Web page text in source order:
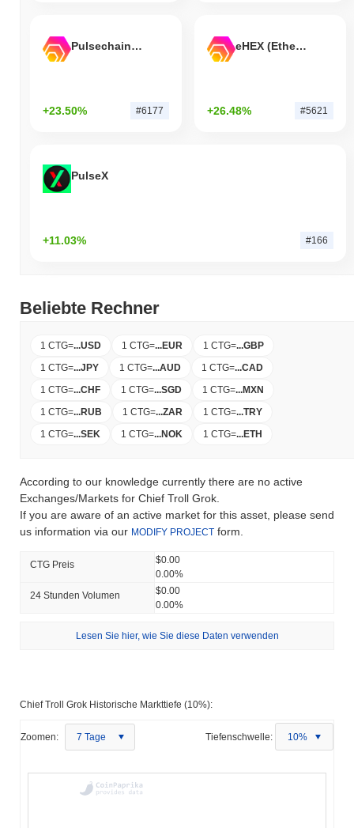
Pulsechain Bridged HEX (Pulsechain)
+23.50% #6177
eHEX (Ethereum)
+26.48% #5621
PulseX
+11.03% #166
Beliebte Rechner
1 CTG=...USD 1 CTG=...EUR 1 CTG=...GBP
1 CTG=...JPY 1 CTG=...AUD 1 CTG=...CAD
1 CTG=...CHF 1 CTG=...SGD 1 CTG=...MXN
1 CTG=...RUB 1 CTG=...ZAR 1 CTG=...TRY
1 CTG=...SEK 1 CTG=...NOK 1 CTG=...ETH
According to our knowledge currently there are no active
Exchanges/Markets for Chief Troll Grok.
If you are aware of an active market for this asset, please send
us information via our MODIFY PROJECT form.
CTG Preis
$0.00
0.00%
24 Stunden Volumen
$0.00
0.00%
Lesen Sie hier, wie Sie diese Daten verwenden
Chief Troll Grok Historische Markttiefe (10%):
Zoomen: 7 Tage Tiefenschwelle: 10%